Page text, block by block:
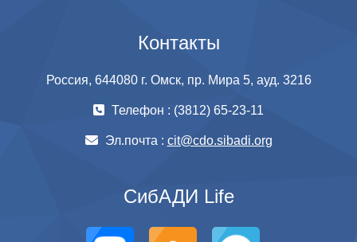
Контакты
Россия, 644080 г. Омск, пр. Мира 5, ауд. 3216
Телефон : (3812) 65-23-11
Эл.почта : cit@cdo.sibadi.org
СибАДИ Life